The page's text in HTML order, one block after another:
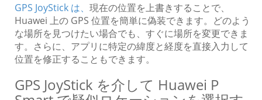
GPS JoyStick は、 現在の位置を上書きすることで、
Huawei 上の GPS 位置を簡単に偽装できます。どのよう
な場所を見つけたい場合でも、すぐに場所を変更できま
す。さらに、アプリに特定の緯度と経度を直接入力して
位置を修正することもできます。
GPS JoyStick を介して Huawei P